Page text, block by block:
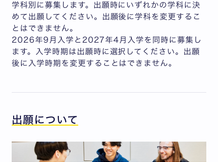
学科別に募集します。出願時にいずれかの学科に決
めて出願してください。出願後に学科を変更するこ
とはできません。
2026年9月入学と2027年4月入学を同時に募集し
ます。入学時期は出願時に選択してください。出願
後に入学時期を変更することはできません。
出願について